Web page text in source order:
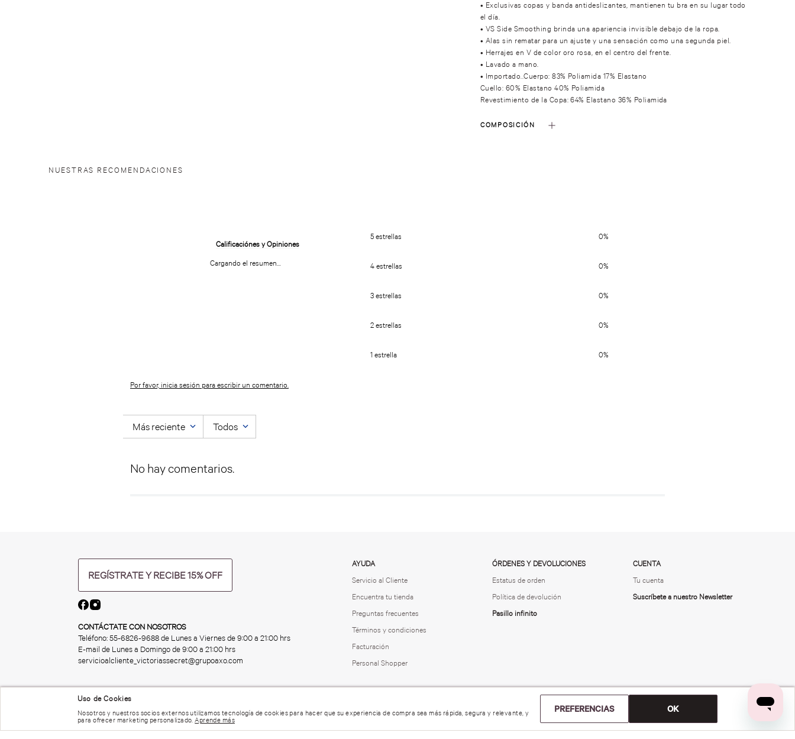
Uso de Cookies
Nosotros y nuestros socios externos utilizamos tecnología de cookies para hacer que su experiencia de compra sea más rápida, segura y relevante, y
para ofrecer marketing personalizado. Aprende más
PREFERENCIAS OK
• Exclusivas copas y banda antideslizantes, mantienen tu bra en su lugar todo
el día.
• VS Side Smoothing brinda una apariencia invisible debajo de la ropa.
• Alas sin rematar para un ajuste y una sensación como una segunda piel.
• Herrajes en V de color oro rosa, en el centro del frente.
• Lavado a mano.
• Importado..Cuerpo: 83% Poliamida 17% Elastano
Cuello: 60% Elastano 40% Poliamida
Revestimiento de la Copa: 64% Elastano 36% Poliamida
COMPOSICIÓN
NUESTRAS RECOMENDACIONES
Cargando el resumen…
5 estrellas 0%
4 estrellas 0%
3 estrellas 0%
2 estrellas 0%
1 estrella 0%
Por favor, inicia sesión para escribir un comentario.
Más reciente Todos
No hay comentarios.
REGÍSTRATE Y RECIBE 15% OFF
CONTÁCTATE CON NOSOTROS
Teléfono:55-6826-9688de Lunes a Viernes de 9:00 a 21:00 hrs
E-mail de Lunes a Domingo de 9:00 a 21:00 hrs
servicioalcliente_victoriassecret@grupoaxo.com
AYUDA
Servicio al Cliente
Encuentra tu tienda
Preguntas frecuentes
Términos y condiciones
Facturación
Personal Shopper
ÓRDENES Y DEVOLUCIONES
Estatus de orden
Política de devolución
Pasillo infinito
CUENTA
Tu cuenta
Suscríbete a nuestro Newsletter
© 2023 Victoria's Secret. Todos los Derechos Reservados